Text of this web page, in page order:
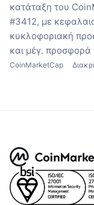
κατάταξη του
#3412, με
κυκλοφοριακή
και μέγ. προσφορά
CoinMarketCap